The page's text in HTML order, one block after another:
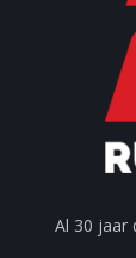
Al 30 jaar